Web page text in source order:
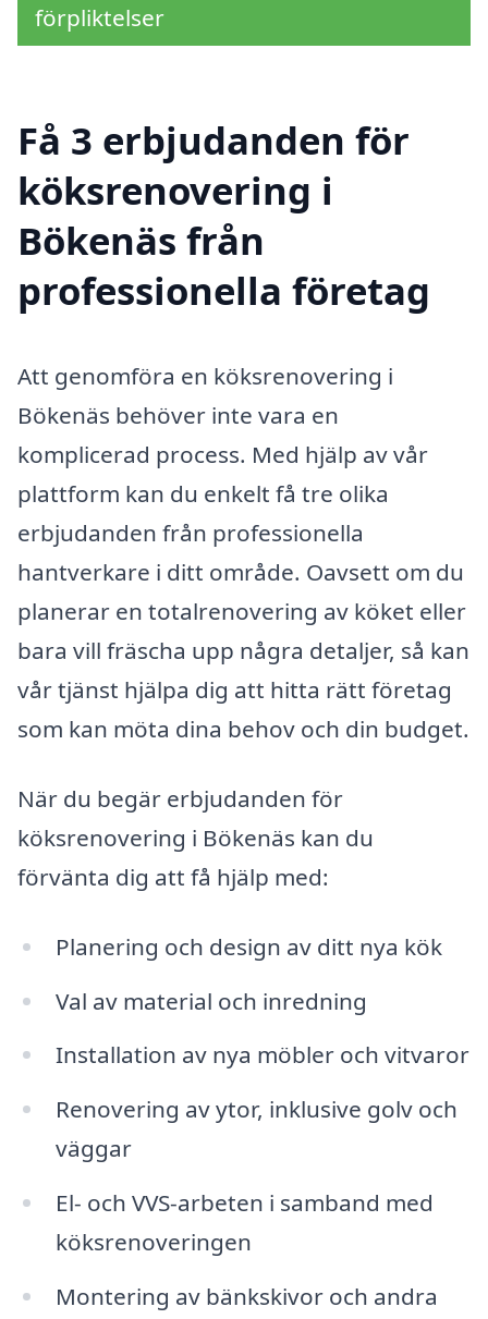
förpliktelser
Få 3 erbjudanden för
köksrenovering i
Bökenäs från
professionella företag
Att genomföra en köksrenovering i
Bökenäs behöver inte vara en
komplicerad process. Med hjälp av vår
plattform kan du enkelt få tre olika
erbjudanden från professionella
hantverkare i ditt område. Oavsett om du
planerar en totalrenovering av köket eller
bara vill fräscha upp några detaljer, så kan
vår tjänst hjälpa dig att hitta rätt företag
som kan möta dina behov och din budget.
När du begär erbjudanden för
köksrenovering i Bökenäs kan du
förvänta dig att få hjälp med:
Planering och design av ditt nya kök
Val av material och inredning
Installation av nya möbler och vitvaror
Renovering av ytor, inklusive golv och
väggar
El- och VVS-arbeten i samband med
köksrenoveringen
Montering av bänkskivor och andra